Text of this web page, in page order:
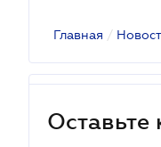
Главная /
Оставьте